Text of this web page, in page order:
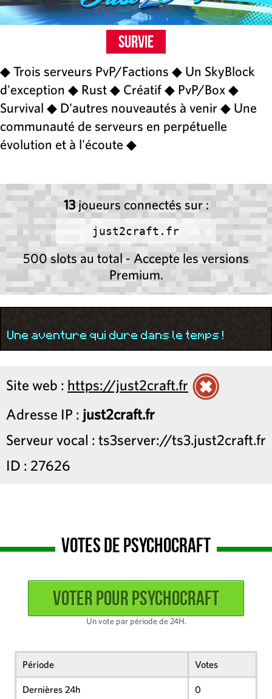
Survie
◆ Trois serveurs PvP/Factions ◆ Un SkyBlock
d'exception ◆ Rust ◆ Créatif ◆ PvP/Box ◆
Survival ◆ D'autres nouveautés à venir ◆ Une
communauté de serveurs en perpétuelle
évolution et à l'écoute ◆
13joueurs connectés sur :
just2craft.fr
500 slots au total - Accepte les versions
Premium.
Une aventure qui dure dans le temps !
Site web : https://just2craft.fr
Adresse IP : just2craft.fr
Serveur vocal : ts3server://ts3.just2craft.fr
ID : 27626
Votes de Psychocraft
Un vote par période de 24H.
Période Votes
Dernières 24h 0